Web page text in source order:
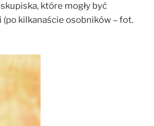
które mogły być
kilkanaście osobników – fot.